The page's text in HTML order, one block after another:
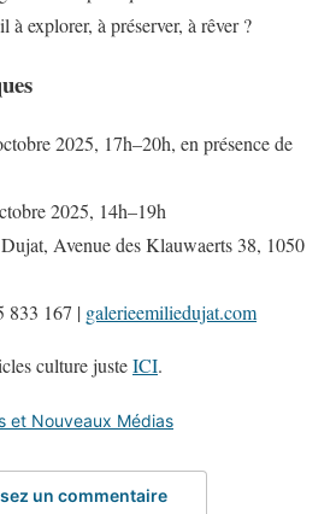
à explorer, à préserver, à rêver ?
2025, 17h–20h, en présence de
2025, 14h–19h
Avenue des Klauwaerts 38, 1050
833 167 | galerieemiliedujat.com
culture justeICI.
et Nouveaux Médias
un commentaire